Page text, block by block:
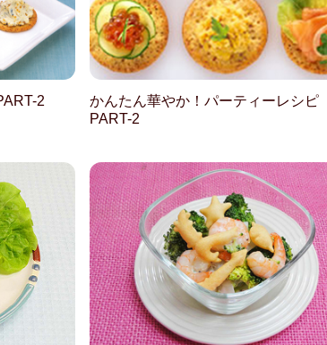
2
かんたん華やか！パーティーレシピ
PART-2